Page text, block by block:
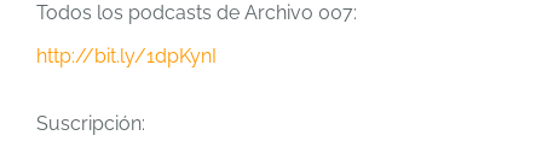
Todos los podcasts de Archivo 007:
http://bit.ly/1dpKynI
Suscripción: